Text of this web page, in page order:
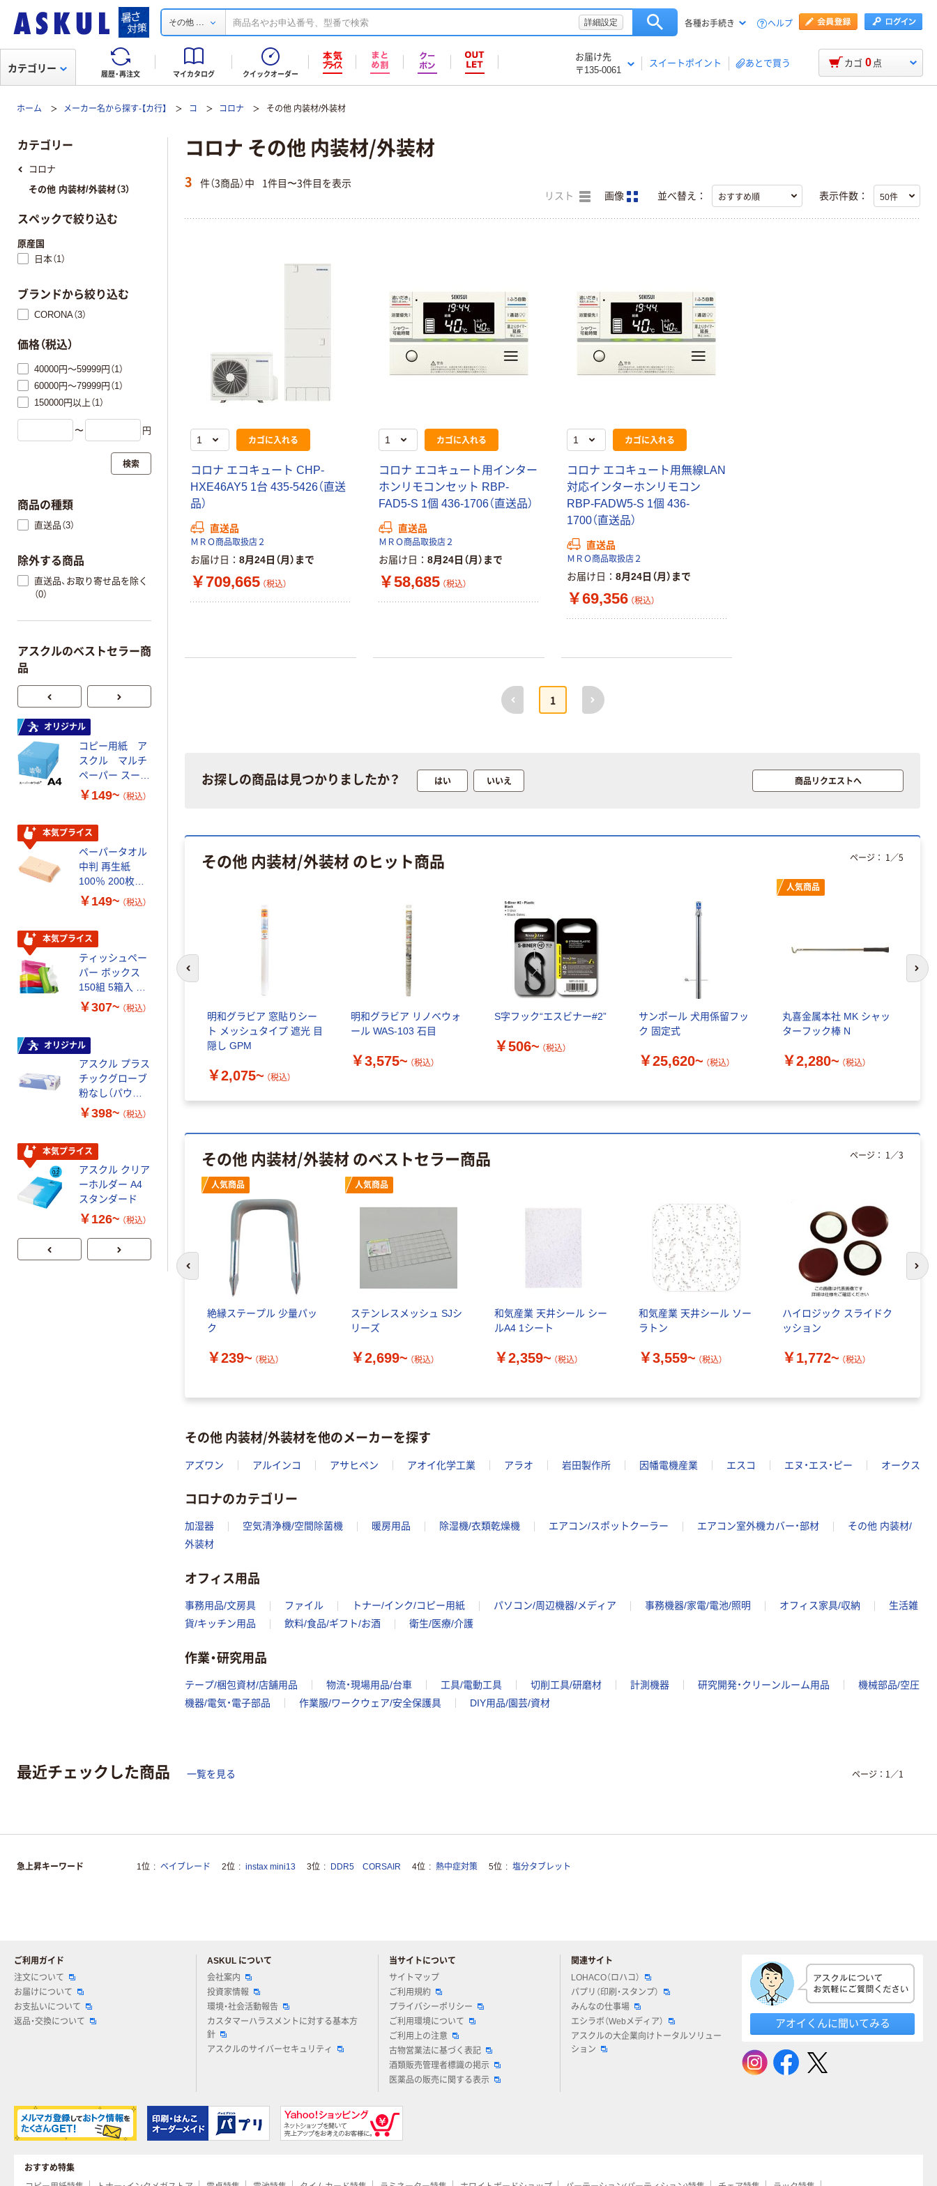
その他 ... 詳細設定 各種お手続き ヘルプ
履歴・再注文 マイカタログ クイックオーダー
お届け先
〒135-0061
スイートポイント あとで買う
カテゴリー カゴ 0 点
ホーム メーカー名から探す-【カ行】 コ コロナ その他 内装材/外装材
コロナ その他 内装材/外装材
3 件（3商品）中 1件目〜3件目を表示
リスト 画像 並べ替え： 表示件数：
カゴに入れる
コロナ エコキュート CHP-
HXE46AY5 1台 435-5426（直送
品）
直送品
ＭＲＯ商品取扱店２
お届け日 8月24日（月）まで
￥709,665 （税込）
カゴに入れる
コロナ エコキュート用インター
ホンリモコンセット RBP-
FAD5-S 1個 436-1706（直送品）
直送品
ＭＲＯ商品取扱店２
お届け日 8月24日（月）まで
￥58,685 （税込）
カゴに入れる
コロナ エコキュート用無線LAN
対応インターホンリモコン
RBP-FADW5-S 1個 436-
1700（直送品）
直送品
ＭＲＯ商品取扱店２
お届け日 8月24日（月）まで
￥69,356 （税込）
前へ
1
次へ
お探しの商品は見つかりましたか？ はい いいえ 商品リクエストへ
その他 内装材/外装材 のヒット商品
明和グラビア 窓貼りシー
ト メッシュタイプ 遮光 目
隠し GPM
￥2,075~ （税込）
明和グラビア リノベウォ
ール WAS-103 石目
￥3,575~ （税込）
S字フック“エスビナー#2”
￥506~ （税込）
サンポール 犬用係留フッ
ク 固定式
￥25,620~ （税込）
人気商品
丸喜金属本社 MK シャッ
ターフック棒 N
￥2,280~ （税込）
ページ： 1 ／5
次
その他 内装材/外装材 のベストセラー商品
人気商品
絶縁ステープル 少量パッ
ク
￥239~ （税込）
人気商品
ステンレスメッシュ SJシ
リーズ
￥2,699~ （税込）
和気産業 天井シール シー
ルA4 1シート
￥2,359~ （税込）
和気産業 天井シール ソー
ラトン
￥3,559~ （税込）
ハイロジック スライドク
ッション
￥1,772~ （税込）
ページ： 1 ／3
前のスライドへ 次
その他 内装材/外装材を他のメーカーを探す
アズワン アルインコ アサヒペン アオイ化学工業 アラオ 岩田製作所 因幡電機産業 エスコ エヌ・エス・ピー オークス
コロナのカテゴリー
加湿器 空気清浄機/空間除菌機 暖房用品 除湿機/衣類乾燥機 エアコン/スポットクーラー エアコン室外機カバー・部材
その他 内装材/
外装材
オフィス用品
事務用品/文房具 ファイル トナー/インク/コピー用紙 パソコン/周辺機器/メディア 事務機器/家電/電池/照明 オフィス家具/収納
生活雑
貨/キッチン用品
飲料/食品/ギフト/お酒 衛生/医療/介護
作業・研究用品
テープ/梱包資材/店舗用品 物流・現場用品/台車 工具/電動工具 切削工具/研磨材 計測機器 研究開発・クリーンルーム用品
機械部品/空圧
機器/電気・電子部品
作業服/ワークウェア/安全保護具 DIY用品/園芸/資材
カテゴリー
コロナ
その他 内装材/外装材（3）
スペックで絞り込む
原産国
日本（1）
ブランドから絞り込む
CORONA（3）
価格（税込）
40000円～59999円（1）
60000円～79999円（1）
150000円以上（1）
〜 円
検索
商品の種類
直送品（3）
除外する商品
直送品、お取り寄せ品を除く
（0）
アスクルのベストセラー商
品
オリジナル
コピー用紙 ア
スクル マルチ
ペーパー スーパ
ーホワイト+
￥149~ （税込）
本気プライス
ペーパータオル
中判 再生紙
100％ 200枚
FSC認証 シング
￥149~ （税込）
本気プライス
ティッシュペー
パー ボックス
150組 5箱入 ア
スクル スマート
証
￥307~ （税込）
オリジナル
アスクル プラス
チックグローブ
粉なし（パウダ
ーフリー）
￥398~ （税込）
本気プライス
アスクル クリア
ーホルダー A4
スタンダード
￥126~ （税込）
ｍ 再生紙
100% 6ロール
証
オリジナル
コピー用紙 マ
ルチペーパー
本気プライス
小判・シングル
本気プライス
アスクル トイ
レのおそうじシ
ート 大王製紙
共同企画 トイ
レクリーナー
トイレシート
オリジナル
￥330~ （税込）
120ｍ 再生紙
100% 6ロール
証
￥455~
本気プライス
嬬恋銘水 ナチュ
ラルミネラルウ
付き／2Lラベル
レス 10本
ペーパータオル
中判 バージンパ
ルプ100％ 200
枚入 PEFC認証
シングル アスク
￥156~ （税込）
オリジナル
ト ニトリルグ
ト 粉なし（パ
本気プライス
ファーストレイ
ト ホワイト紙コ
ップ
￥374~ （税込）
本気プライス
PEFC認証
￥428~
オリジナル
【アスクル限定】
ファーストレイ
ト ニトリルグ
ローブ ブル
ー 粉なし（パ
人気商品
期間限定価格
本気プライス
￥145~
ペーパー スーパ
ーホワイト+
￥149~
本気プライス
ペーパータオル
コンパクト ビ
ビッド PEFC認
アスクル プラス
￥126~ （税込）
最近チェックした商品 一覧を見る ページ： 1 ／1
急上昇キーワード 1位 ベイブレード 2位 instax mini13 3位 DDR5 CORSAIR 4位 熱中症対策 5位 塩分タブレット
ご利用ガイド
注文について
お届けについて
お支払いについて
返品・交換について
ASKUL について
会社案内
投資家情報
環境・社会活動報告
カスタマーハラスメントに対する基本方
針
アスクルのサイバーセキュリティ
当サイトについて
サイトマップ
ご利用規約
プライバシーポリシー
ご利用環境について
ご利用上の注意
古物営業法に基づく表記
酒類販売管理者標識の掲示
医薬品の販売に関する表示
関連サイト
LOHACO（ロハコ）
パプリ（印刷・スタンプ）
みんなの仕事場
エシラボ（Webメディア）
アスクルの大企業向けトータルソリュー
ション
アオイくんに聞いてみる
おすすめ特集